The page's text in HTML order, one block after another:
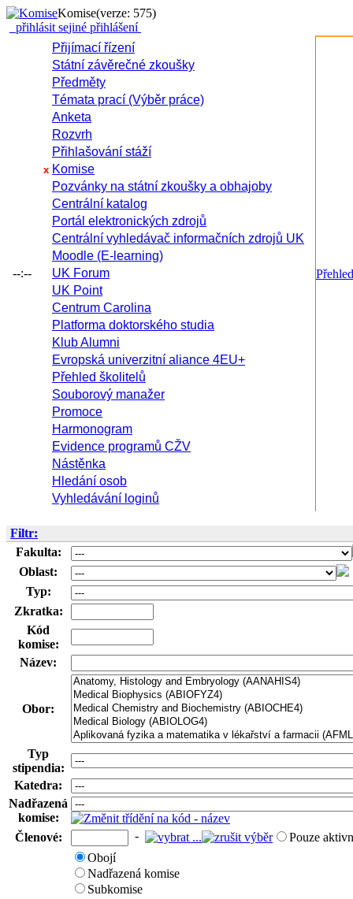
Komise(verze: 575)
přihlásit sejiné přihlášení
--:--
Přijímací řízení
Státní závěrečné zkoušky
Předměty
Témata prací (Výběr práce)
Anketa
Rozvrh
Přihlašování stáží
x Komise
Pozvánky na státní zkoušky a obhajoby
Centrální katalog
Portál elektronických zdrojů
Centrální vyhledávač informačních zdrojů UK
Moodle (E-learning)
UK Forum
UK Point
Centrum Carolina
Platforma doktorského studia
Klub Alumni
Evropská univerzitní aliance 4EU+
Přehled školitelů
Souborový manažer
Promoce
Harmonogram
Evidence programů CŽV
Nástěnka
Hledání osob
Vyhledávání loginů
Přehled
Filtr:
Fakulta:
Oblast:
Typ:
Zkratka:
Kód
komise:
Název:
Obor:
Typ
stipendia:
Katedra:
Nadřazená
komise:
Členové:
-
Pouze
Obojí
Nadřazená komise
Subkomise